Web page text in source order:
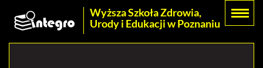
Menu
główne
Wyszukiwarka
Treść
główna
Menu
Prolib
Integro
strona
Wyższa Szkoła Zdrowia,
Urody i Edukacji w Poznaniu